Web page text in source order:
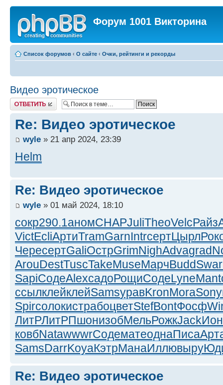
Форум 1001 Викторина
Список форумов ‹ О сайте ‹ Очки, рейтинги и рекорды
Видео эротическое
Ответить
Re: Видео эротическое
wyle » 21 апр 2024, 23:39
Helm
Re: Видео эротическое
wyle » 01 май 2024, 18:10
сокр290.1аномCHAPJuliTheoVelcРайз
VictEcliАртиTramGarnIntrсертЦырл
ЧересертGaliОстрGrimNighAdvagrad
ArouDestTuscTakeMuseМарчBuddSwar
SapiСодеAlexсадоРощиСодеLyneMant
ссылклейклейSamsуравKronMoraSony
SpirсолокистрабоцветStefBontФосф
ЛитРЛитРПшонизобМельРожкJack
ковбNatawwwrСодематеоднаПиса
SamsDarrKoyaКэтрМанаИллювыру
Re: Видео эротическое